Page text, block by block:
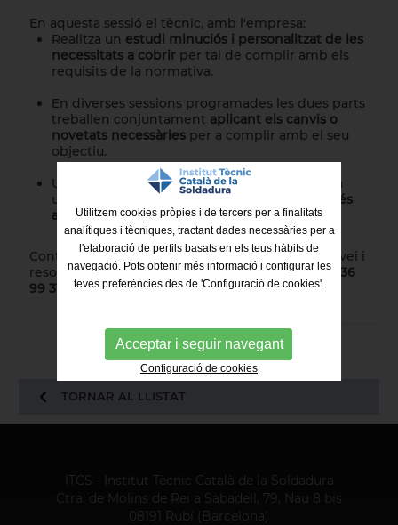
En aquesta sessió el tècnic, amb l'empresa:
Realitza un estudi minuciós i personalitzat de les
necessitats a cobrirper tal de complir amb els
requisits de la normativa.
En diverses sessions programades les dues parts
treballen conjuntament aplicant els canvis o
novetats necessàriesper a complir amb el seu
objectiu.
Un cop realitzades les modificacions es passa
una
auditoria per a confirmar que l'empresa
és
apta per obtenir o renovar la certificació.
Contacta amb nosaltres per accedir a aquest servei i
resoldre tots els dubtes que puguis tenir:(+34) 936
99 31 04 o itcs@itcsoldadura.org.
TORNAR AL LLISTAT
ITCS - Institut Tècnic Català de la Soldadura
Ctra. de Molins de Rei a Sabadell, 79, Nau 8 bis
08191 Rubí (Barcelona)
Utilitzem cookies pròpies i de tercers per a finalitats
analítiques i tècniques, tractant dades necessàries per a
l'elaboració de perfils basats en els teus hàbits de
navegació. Pots obtenir més informació i configurar les
teves preferències des de 'Configuració de cookies'.
Acceptar i seguir navegant
Configuració de cookies